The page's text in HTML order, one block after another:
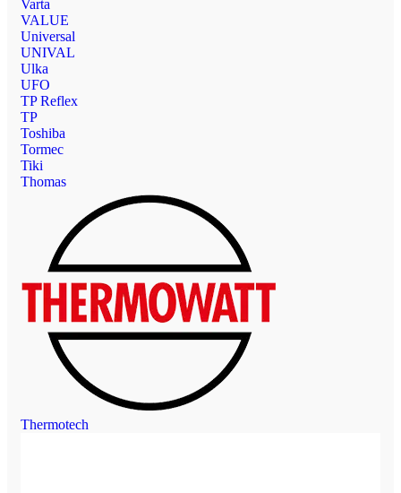
Varta
VALUE
Universal
UNIVAL
Ulka
UFO
TP Reflex
TP
Toshiba
Tormec
Tiki
Thomas
Thermotech